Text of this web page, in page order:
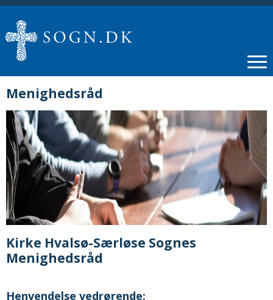
Menighedsråd
Kirke Hvalsø-Særløse Sognes
Menighedsråd
Henvendelse vedrørende: